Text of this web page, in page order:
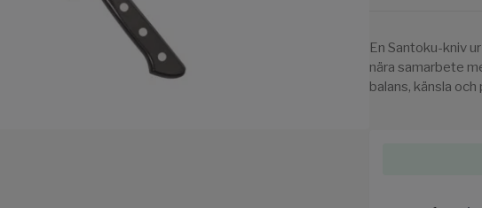
En Santoku-kniv
nära samarbete
balans, känsla